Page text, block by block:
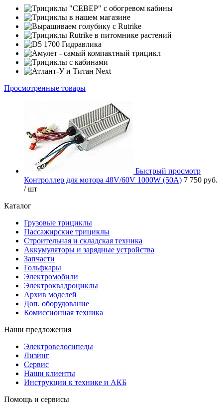
Просмотренные товары
Быстрый просмотр
Контроллер для мотора 48V/60V 1000W (50А) 7 750 руб.
/ шт
Каталог
Грузовые трициклы
Пассажирские трициклы
Строительная и складская техника
Аккумуляторы и зарядные устройства
Запчасти
Гольфкары
Электромобили
Электроквадроциклы
Архив моделей
Доп. оборудование
Комиссионная техника
Наши предложения
Электровелосипеды
Лизинг
Сервис
Наши клиенты
Инструкции к технике и АКБ
Помощь и сервисы